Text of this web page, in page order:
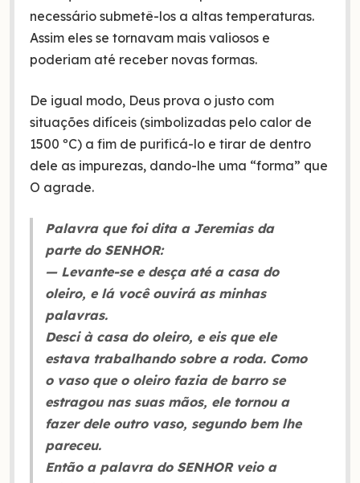
necessário submetê-los a altas temperaturas.
Assim eles se tornavam mais valiosos e
poderiam até receber novas formas.
De igual modo, Deus prova o justo com
situações difíceis (simbolizadas pelo calor de
1500 ºC) a fim de purificá-lo e tirar de dentro
dele as impurezas, dando-lhe uma “forma” que
O agrade.
Palavra que foi dita a Jeremias da
parte do SENHOR:
— Levante-se e desça até a casa do
oleiro, e lá você ouvirá as minhas
palavras.
Desci à casa do oleiro, e eis que ele
estava trabalhando sobre a roda. Como
o vaso que o oleiro fazia de barro se
estragou nas suas mãos, ele tornou a
fazer dele outro vaso, segundo bem lhe
pareceu.
Então a palavra do SENHOR veio a